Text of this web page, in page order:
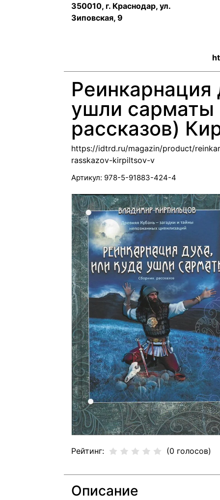
350010, г. Краснодар, ул.
Зиповская, 9
Реинкарнация
ушли сарматы
рассказов)
https://idtrd.ru/magazin/product/
rasskazov-kirpiltsov-v
Артикул: 978-5-91883-424-4
Рейтинг: (0 голосов)
Описание